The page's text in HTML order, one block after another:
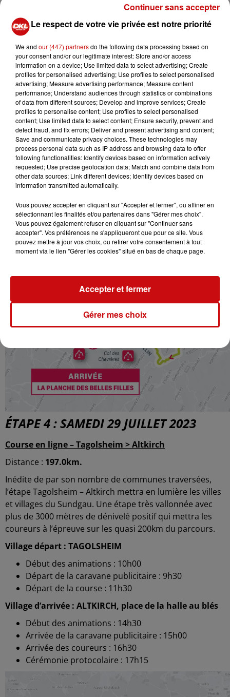
ÉTAPE 4 : SAMEDI 29 JUILLET 2023
Course en ligne – Tagolsheim > Altkirch
Distance : 197.0km.
Inédite de par son nombre de communes traversées,
l’étape Tagolsheim – Altkirch mettra en lumière les villes
et villages du Sundgau. Une étape très vallonnée avec
plus de 3000 mètres de dénivelé positif qui mettra les
coureurs à l’épreuve sur les quasi 200km du parcours.
Village départ : TAGOLSHEIM
Début des animations : 10h00
Départ de la caravane publicitaire : 9h30
Départ de la course : 11h30
Village d’arrivée : ALTKIRCH, place de la halle au blés
Début des animations : 14h30
Arrivée de la caravane publicitaire : 15h00
Arrivée des coureurs : 16h30
Cérémonie protocolaire : 17h15
Le respect de votre vie privée est notre priorité
We and our (447) partnersdo the following data processing based on
your consent and/or our legitimate interest: Store and/or access
information on a device; Use limited data to select advertising; Create
profiles for personalised advertising; Use profiles to select personalised
advertising; Measure advertising performance; Measure content
performance; Understand audiences through statistics or combinations
of data from different sources; Develop and improve services; Create
profiles to personalise content; Use profiles to select personalised
content; Use limited data to select content; Ensure security, prevent and
detect fraud, and fix errors; Deliver and present advertising and content;
Save and communicate privacy choices. These technologies may
process personal data such as IP address and browsing data to offer
following functionalities: Identify devices based on information actively
requested; Use precise geolocation data; Match and combine data from
other data sources; Link different devices; Identify devices based on
information transmitted automatically.
Vous pouvez accepter en cliquant sur "Accepter et fermer", ou affiner en
sélectionnant les finalités et/ou partenaires dans "Gérer mes choix".
Vous pouvez également refuser en cliquant sur "Continuer sans
accepter". Vos préférences ne s'appliqueront que pour ce site. Vous
pouvez mettre à jour vos choix, ou retirer votre consentement à tout
moment via le lien "Gérer les cookies" situé en bas de chaque page.
Gérer mes choix
Accepter et fermer
Continuer sans accepter